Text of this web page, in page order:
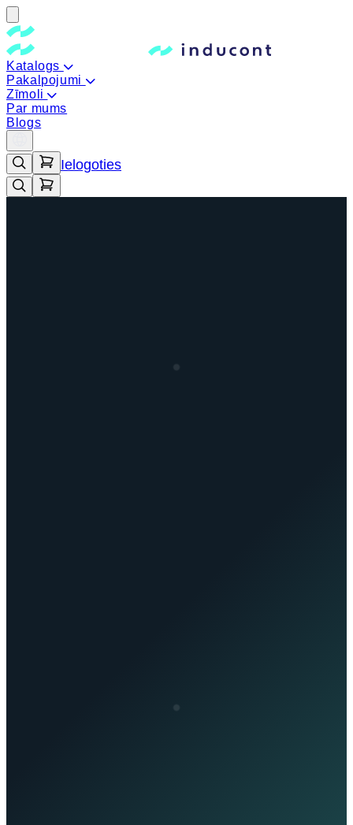
Katalogs
Pakalpojumi
Zīmoli
Par mums
Blogs
Ielogoties